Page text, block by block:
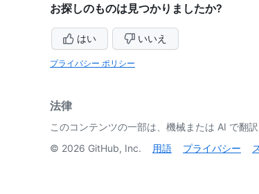
お探しのものは見つかりましたか?
はい いいえ
プライバシー ポリシー
法律
このコンテンツの一部は、機械または AI で翻
© 2026 GitHub, Inc. 用語 プライバシー